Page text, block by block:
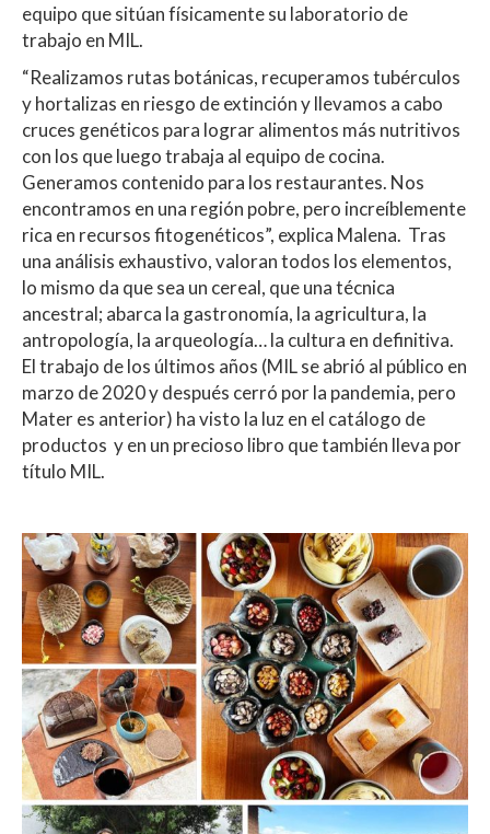
equipo que sitúan físicamente su laboratorio de
trabajo en MIL.
“Realizamos rutas botánicas, recuperamos tubérculos
y hortalizas en riesgo de extinción y llevamos a cabo
cruces genéticos para lograr alimentos más nutritivos
con los que luego trabaja al equipo de cocina.
Generamos contenido para los restaurantes. Nos
encontramos en una región pobre, pero increíblemente
rica en recursos fitogenéticos”, explica Malena. Tras
una análisis exhaustivo, valoran todos los elementos,
lo mismo da que sea un cereal, que una técnica
ancestral; abarca la gastronomía, la agricultura, la
antropología, la arqueología… la cultura en definitiva.
El trabajo de los últimos años (MIL se abrió al público en
marzo de 2020 y después cerró por la pandemia, pero
Mater es anterior) ha visto la luz en el catálogo de
productos y en un precioso libro que también lleva por
título MIL.